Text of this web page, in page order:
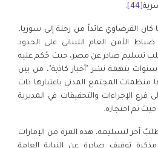
[44]
.
2024، وبينما كان القرضاوي عائداً من رحلة إلى سوريا،
الأمن العام اللبناني على الحدود
طلب تسليم صادر عن مصر، حيث حُكم عليه
بتهمة نشر "أخبار كاذبة"، من بين
منظمات المجتمع المدني باعتبارها ذات
فرع الإجراءات والتحقيقات في المديرية
حيث تم احتجازه.
2024، صدر طلبٌ آخر لتسليمه، هذه المرة من الإمارات